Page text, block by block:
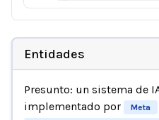
Entidades
Presunto: un sistema de
implementado por
Meta